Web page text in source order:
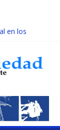
en los
contra el
de
por la